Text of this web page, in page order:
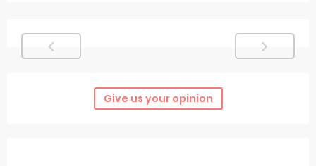
Give us your opinion